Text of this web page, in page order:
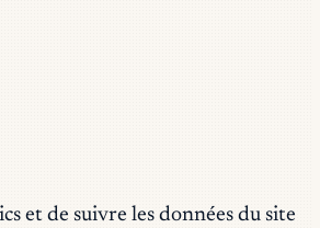
et de suivre les données du site